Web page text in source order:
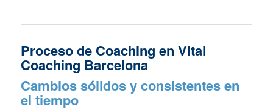
Proceso de Coaching en Vital
Coaching Barcelona
Cambios sólidos y consistentes en
el tiempo